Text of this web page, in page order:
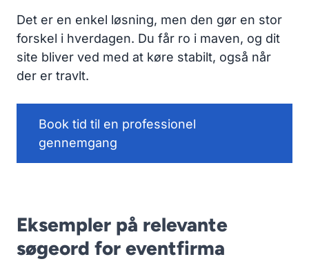
Det er en enkel løsning, men den gør en stor
forskel i hverdagen. Du får ro i maven, og dit
site bliver ved med at køre stabilt, også når
der er travlt.
Book tid til en professionel
gennemgang
Eksempler på relevante
søgeord for eventfirma